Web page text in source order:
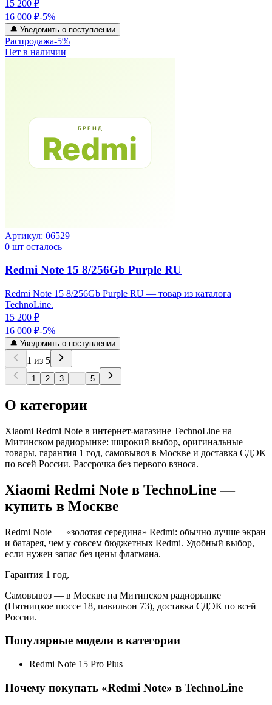
15 200 ₽
16 000 ₽-5%
🔔 Уведомить о поступлении
Распродажа-5%
Нет в наличии
Артикул: 06529
0 шт осталось
Redmi Note 15 8/256Gb Purple RU
Redmi Note 15 8/256Gb Purple RU — товар из каталога
TechnoLine.
15 200 ₽
16 000 ₽-5%
🔔 Уведомить о поступлении
1 из 5
1 2 3 ... 5
О категории
Xiaomi Redmi Note в интернет-магазине TechnoLine на
Митинском радиорынке: широкий выбор, оригинальные
товары, гарантия 1 год, самовывоз в Москве и доставка СДЭК
по всей России. Рассрочка без первого взноса.
Xiaomi Redmi Note в TechnoLine —
купить в Москве
Redmi Note — «золотая середина» Redmi: обычно лучше экран
и батарея, чем у совсем бюджетных Redmi. Удобный выбор,
если нужен запас без цены флагмана.
Гарантия 1 год,
Самовывоз — в Москве на Митинском радиорынке
(Пятницкое шоссе 18, павильон 73), доставка СДЭК по всей
России.
Популярные модели в категории
Redmi Note 15 Pro Plus
Почему покупать «Redmi Note» в TechnoLine